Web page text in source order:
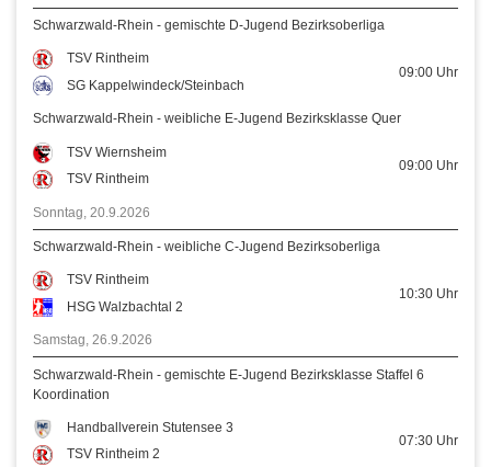
Schwarzwald-Rhein - gemischte D-Jugend Bezirksoberliga
TSV Rintheim
SG Kappelwindeck/Steinbach
09:00 Uhr
Schwarzwald-Rhein - weibliche E-Jugend Bezirksklasse Quer
TSV Wiernsheim
TSV Rintheim
09:00 Uhr
Sonntag, 20.9.2026
Schwarzwald-Rhein - weibliche C-Jugend Bezirksoberliga
TSV Rintheim
HSG Walzbachtal 2
10:30 Uhr
Samstag, 26.9.2026
Schwarzwald-Rhein - gemischte E-Jugend Bezirksklasse Staffel 6
Koordination
Handballverein Stutensee 3
TSV Rintheim 2
07:30 Uhr